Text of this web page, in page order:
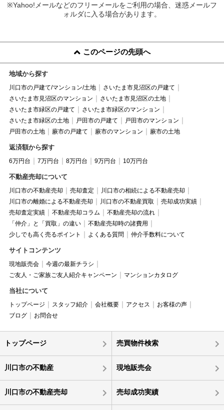
※Yahoo!メールなどのフリーメールをご利用の場合、迷惑メールフ
ォルダに入る場合があります。
このページの先頭へ
地域から探す
川口市の戸建て/マンション/土地
さいたま市見沼区の戸建て
さいたま市見沼区のマンション
さいたま市見沼区の土地
さいたま市緑区の戸建て
さいたま市緑区のマンション
さいたま市緑区の土地
戸田市の戸建て
戸田市のマンション
戸田市の土地
蕨市の戸建て 蕨市のマンション 蕨市の土地
返済額から探す
6万円台 7万円台 8万円台 9万円台 10万円台
不動産売却について
川口市の不動産売却 売却査定
川口市の相続による不動産売却
川口市の離婚による不動産売却
川口市の不動産買取
売却成功実績
売却査定実績
不動産売却コラム
不動産売却の流れ
「仲介」と「買取」の違い
不動産売却時の諸費用
少しでも高く売るポイント
よくある質問 仲介手数料について
サイトコンテンツ
現地販売会
今週の最新チラシ
ご友人・ご家族ご友人紹介キャンペーン
マンションカタログ
当社について
トップページ スタッフ紹介 会社概要 アクセス
お客様の声
ブログ
お問合せ
トップページ 売買物件検索
川口市の不動産 現地販売会
川口市の不動産売却 売却成功実績